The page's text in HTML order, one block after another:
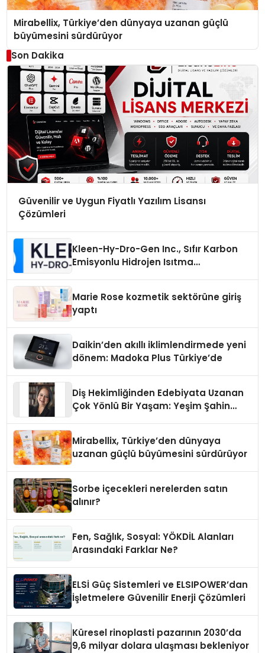
Mirabellix, Türkiye’den dünyaya uzanan güçlü
büyümesini sürdürüyor
Son Dakika
Güvenilir ve Uygun Fiyatlı Yazılım Lisansı
Çözümleri
Kleen-Hy-Dro-Gen Inc., Sıfır Karbon
Emisyonlu Hidrojen Isıtma
Marie Rose kozmetik sektörüne giriş
yaptı
Daikin’den akıllı iklimlendirmede yeni
dönem: Madoka Plus Türkiye’de
Diş Hekimliğinden Edebiyata Uzanan
Çok Yönlü Bir Yaşam: Yeşim Şahin
Mirabellix, Türkiye’den dünyaya
uzanan güçlü büyümesini sürdürüyor
Sorbe içecekleri nerelerden satın
alınır?
Fen, Sağlık, Sosyal: YÖKDİL Alanları
Arasındaki Farklar Ne?
ELSİ Güç Sistemleri ve ELSIPOWER’dan
İşletmelere Güvenilir Enerji Çözümleri
Küresel rinoplasti pazarının 2030’da
9,6 milyar dolara ulaşması bekleniyor